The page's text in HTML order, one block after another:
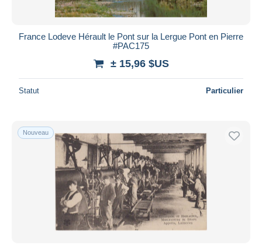
France Lodeve Hérault le Pont sur la Lergue Pont en Pierre
#PAC175
± 15,96 $US
Statut Particulier
Nouveau